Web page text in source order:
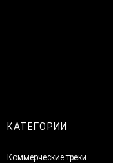
КАТЕГОРИИ
Коммерческие треки